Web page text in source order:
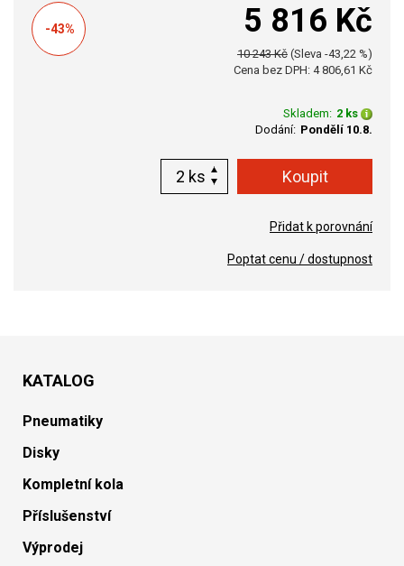
-43% 5 816 Kč
10 243 Kč (Sleva -43,22 %)
Cena bez DPH: 4 806,61 Kč
Skladem: 2 ks
Dodání: Pondělí 10.8.
ks
Přidat k porovnání
Poptat cenu / dostupnost
KATALOG
Pneumatiky
Disky
Kompletní kola
Příslušenství
Výprodej